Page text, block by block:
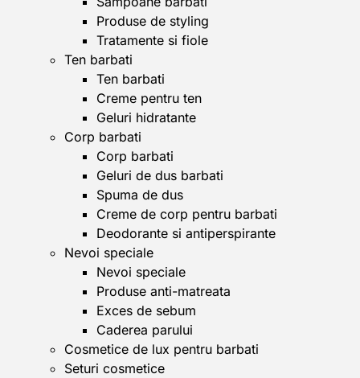
Produse de styling
Tratamente si fiole
Ten barbati
Ten barbati
Creme pentru ten
Geluri hidratante
Corp barbati
Corp barbati
Geluri de dus barbati
Spuma de dus
Creme de corp pentru barbati
Deodorante si antiperspirante
Nevoi speciale
Nevoi speciale
Produse anti-matreata
Exces de sebum
Caderea parului
Cosmetice de lux pentru barbati
Seturi cosmetice